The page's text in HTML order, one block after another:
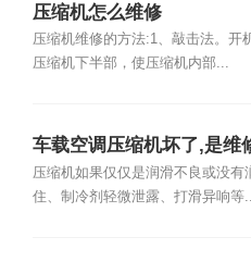
压缩机怎么维修
压缩机维修的方法:1、敲击法。开
压缩机下半部，使压缩机内部...
车载空调压缩机坏了,是维
的
压缩机如果仅仅是润滑不良或没有
住、制冷剂轻微泄露、打滑异响等...